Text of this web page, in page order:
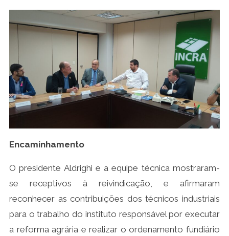
Encaminhamento
O presidente Aldrighi e a equipe técnica mostraram-
se receptivos à reivindicação, e afirmaram
reconhecer as contribuições dos técnicos industriais
para o trabalho do instituto responsável por executar
a reforma agrária e realizar o ordenamento fundiário